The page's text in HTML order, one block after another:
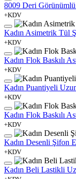
8009 Deri
+KDV
Kadın Asimetrik Tül
+KDV
Kadın Flok Baskılı
+KDV
Kadın Puantiyeli
+KDV
Kadın Flok Baskılı
+KDV
Kadın Desenli Şifon
+KDV
Kadın Beli Lastikli